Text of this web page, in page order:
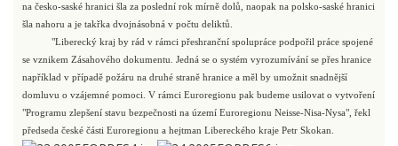
na česko-saské hranici šla za poslední rok mírně dolů, naopak na polsko-saské hranici
šla nahoru a je takřka dvojnásobná v počtu deliktů.
"Liberecký kraj by rád v rámci přeshranční spolupráce podpořil práce spojené
se vznikem Zásahového dokumentu. Jedná se o systém vyrozumívání se přes hranice
například v případě požáru na druhé straně hranice a měl by umožnit snadnější
domluvu o vzájemné pomoci. V rámci Euroregionu pak budeme usilovat o vytvoření
"Programu zlepšení stavu bezpečnosti na území Euroregionu Neisse-Nisa-Nysa", řekl
předseda české části Euroregionu a hejtman Libereckého kraje Petr Skokan.